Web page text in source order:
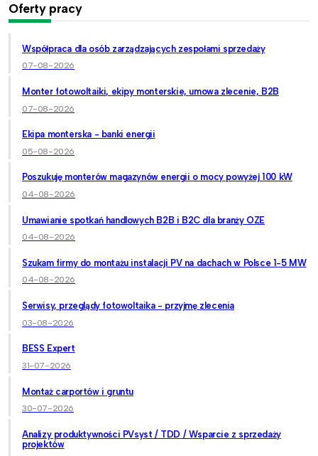
Oferty pracy
Współpraca dla osób zarządzających zespołami sprzedaży
07-08-2026
Monter fotowoltaiki, ekipy monterskie, umowa zlecenie, B2B
07-08-2026
Ekipa monterska - banki energii
05-08-2026
Poszukuję monterów magazynów energii o mocy powyżej 100 kW
04-08-2026
Umawianie spotkań handlowych B2B i B2C dla branży OZE
04-08-2026
Szukam firmy do montażu instalacji PV na dachach w Polsce 1-5 MW
04-08-2026
Serwisy, przeglądy fotowoltaika - przyjmę zlecenia
03-08-2026
BESS Expert
31-07-2026
Montaż carportów i gruntu
30-07-2026
Analizy produktywności PVsyst / TDD / Wsparcie z sprzedaży
projektów